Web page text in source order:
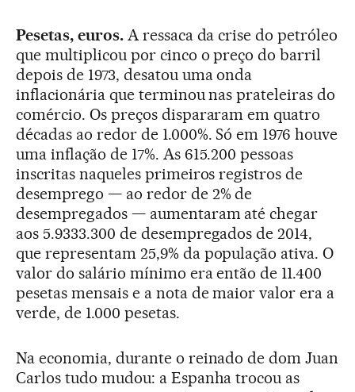
Pesetas, euros.A ressaca da crise do petróleo
que multiplicou por cinco o preço do barril
depois de 1973, desatou uma onda
inflacionária que terminou nas prateleiras do
comércio. Os preços dispararam em quatro
décadas ao redor de 1.000%. Só em 1976 houve
uma inflação de 17%. As 615.200 pessoas
inscritas naqueles primeiros registros de
desemprego — ao redor de 2% de
desempregados — aumentaram até chegar
aos 5.9333.300 de desempregados de 2014,
que representam 25,9% da população ativa. O
valor do salário mínimo era então de 11.400
pesetas mensais e a nota de maior valor era a
verde, de 1.000 pesetas.
Na economia, durante o reinado de dom Juan
Carlos tudo mudou: a Espanha trocou as